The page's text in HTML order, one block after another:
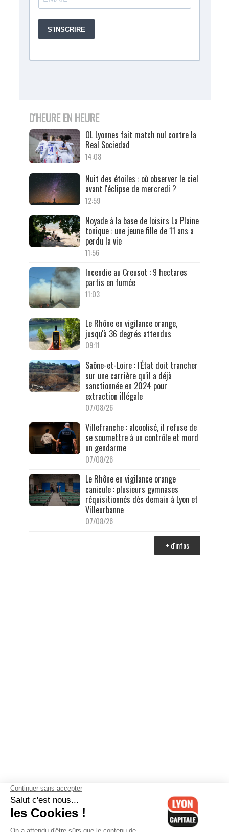
D'HEURE EN HEURE
OL Lyonnes fait match nul contre la
Real Sociedad
14:08
Nuit des étoiles : où observer le ciel
avant l'éclipse de mercredi ?
12:59
Noyade à la base de loisirs La Plaine
tonique : une jeune fille de 11 ans a
perdu la vie
11:56
Incendie au Creusot : 9 hectares
partis en fumée
11:03
Le Rhône en vigilance orange,
jusqu'à 36 degrés attendus
09:11
Saône-et-Loire : l'État doit trancher
sur une carrière qu'il a déjà
sanctionnée en 2024 pour
extraction illégale
07/08/26
Villefranche : alcoolisé, il refuse de
se soumettre à un contrôle et mord
un gendarme
07/08/26
Le Rhône en vigilance orange
canicule : plusieurs gymnases
réquisitionnés dès demain à Lyon et
Villeurbanne
07/08/26
+ d'infos